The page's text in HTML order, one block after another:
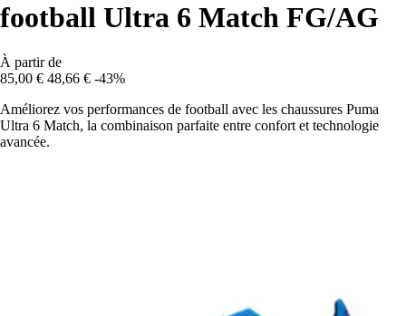
football Ultra 6 Match FG/AG
À partir de
85,00 € 48,66 € -43%
Améliorez vos performances de football avec les chaussures Puma
Ultra 6 Match, la combinaison parfaite entre confort et technologie
avancée.